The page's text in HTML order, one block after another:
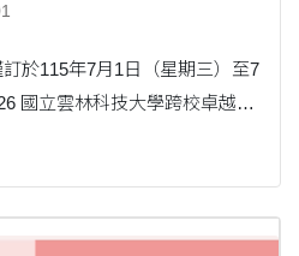
於115年7月1日（星期三）至7
國立雲林科技大學跨校卓越
敬請惠予公告並鼓勵貴校教師
說明： 一、為促進全....